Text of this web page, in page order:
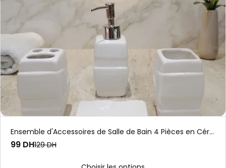
Ensemble d'Accessoires de Salle de Bain 4 Pièces en Céramique Noir Laqué
99 DH129 DH